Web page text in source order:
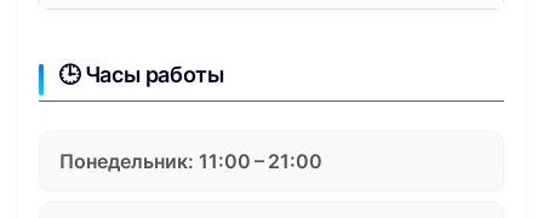
🕒 Часы работы
Понедельник: 11:00 – 21:00